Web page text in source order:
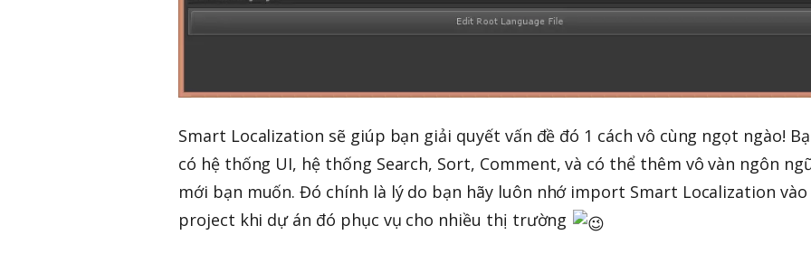
Smart Localization sẽ giúp bạn giải quyết vấn đề đó 1 cách vô cùng ngọt ngào!
có hệ thống UI, hệ thống Search, Sort, Comment, và có thể thêm vô vàn ngôn
mới bạn muốn. Đó chính là lý do bạn hãy luôn nhớ import Smart Localization vào
project khi dự án đó phục vụ cho nhiều thị trường